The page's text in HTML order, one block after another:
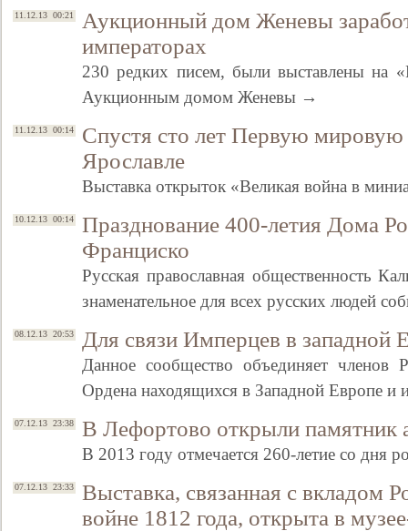
11.12.13 00:21
Аукционный дом Женевы
императорах
230 редких писем, были выставлены на
Аукционным домом Женевы →
11.12.13 00:14
Спустя сто лет Первую мировую
Ярославле
Выставка открыток «Великая война в
10.12.13 00:14
Празднование 400-летия Дома
Франциско
Русская православная общественность
знаменательное для всех русских людей
08.12.13 20:53 Для связи Имперцев в западной
Данное сообщество объединяет членов
Ордена находящихся в Западной Европе
07.12.13 23:38 В Лефортово открыли памятник
В 2013 году отмечается 260-летие со дня
07.12.13 23:33
Выставка, связанная с вкладом
войне 1812 года, открыта в